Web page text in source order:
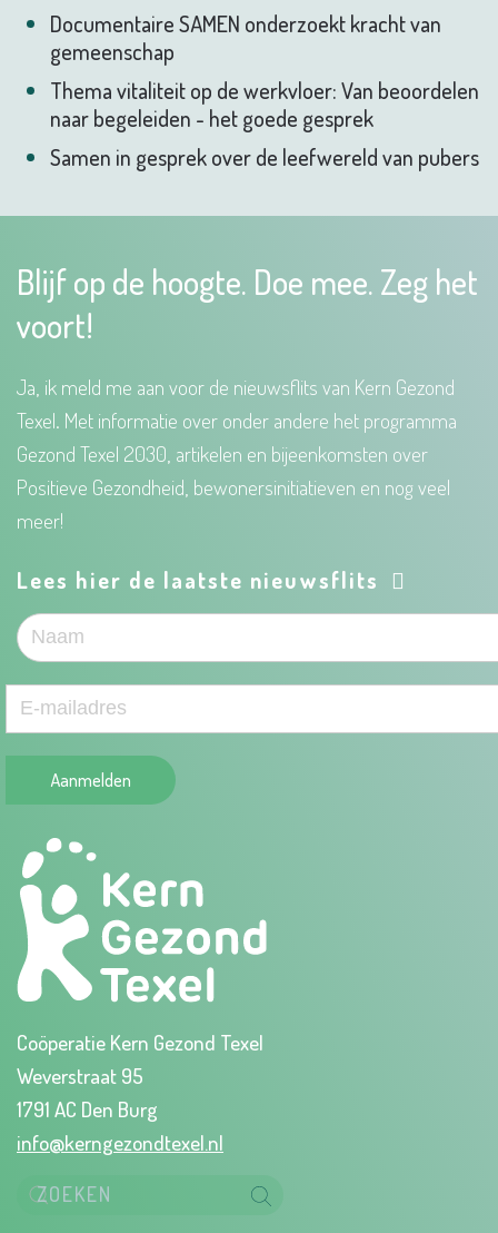
Documentaire SAMEN onderzoekt kracht van
gemeenschap
Thema vitaliteit op de werkvloer: Van beoordelen
naar begeleiden - het goede gesprek
Samen in gesprek over de leefwereld van pubers
Blijf op de hoogte. Doe mee. Zeg het
voort!
Ja, ik meld me aan voor de nieuwsflits van Kern Gezond
Texel. Met informatie over onder andere het programma
Gezond Texel 2030, artikelen en bijeenkomsten over
Positieve Gezondheid, bewonersinitiatieven en nog veel
meer!
Lees hier de laatste nieuwsflits
Aanmelden
Coöperatie Kern Gezond Texel
Weverstraat 95
1791 AC Den Burg
info@kerngezondtexel.nl